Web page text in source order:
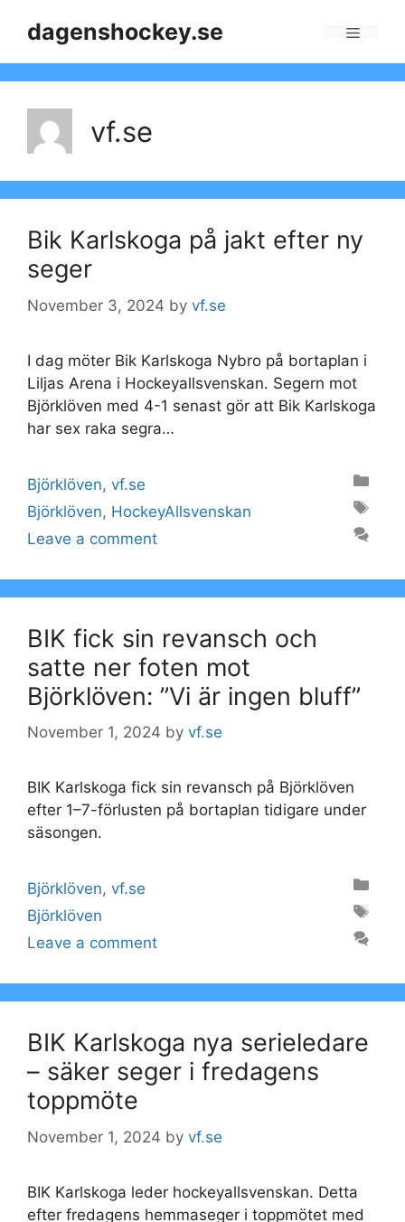
dagenshockey.se
vf.se
Bik Karlskoga på jakt efter ny
seger
November 3, 2024 by vf.se
I dag möter Bik Karlskoga Nybro på bortaplan i
Liljas Arena i Hockeyallsvenskan. Segern mot
Björklöven med 4-1 senast gör att Bik Karlskoga
har sex raka segra…
Categories
Björklöven, vf.se
Tags
Björklöven, HockeyAllsvenskan
Leave a comment
BIK fick sin revansch och
satte ner foten mot
Björklöven: ”Vi är ingen bluff”
November 1, 2024 by vf.se
BIK Karlskoga fick sin revansch på Björklöven
efter 1–7-förlusten på bortaplan tidigare under
säsongen.
Categories
Björklöven, vf.se
Tags
Björklöven
Leave a comment
BIK Karlskoga nya serieledare
– säker seger i fredagens
toppmöte
November 1, 2024 by vf.se
BIK Karlskoga leder hockeyallsvenskan. Detta
efter fredagens hemmaseger i toppmötet med